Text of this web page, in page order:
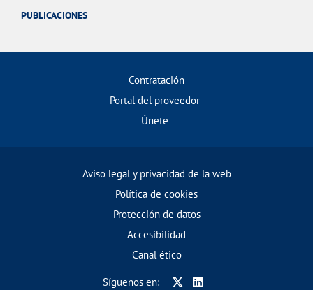
PUBLICACIONES
Contratación
Portal del proveedor
Únete
Aviso legal y privacidad de la web
Política de cookies
Protección de datos
Accesibilidad
Canal ético
Síguenos en: